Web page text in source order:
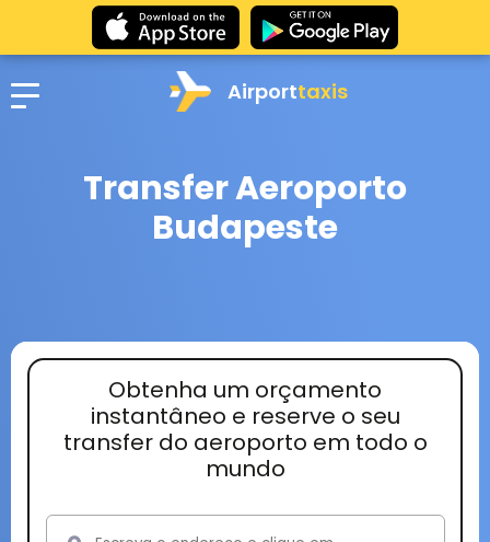
Airporttaxis
Transfer Aeroporto
Budapeste
Obtenha um orçamento
instantâneo e reserve o seu
transfer do aeroporto em todo o
mundo